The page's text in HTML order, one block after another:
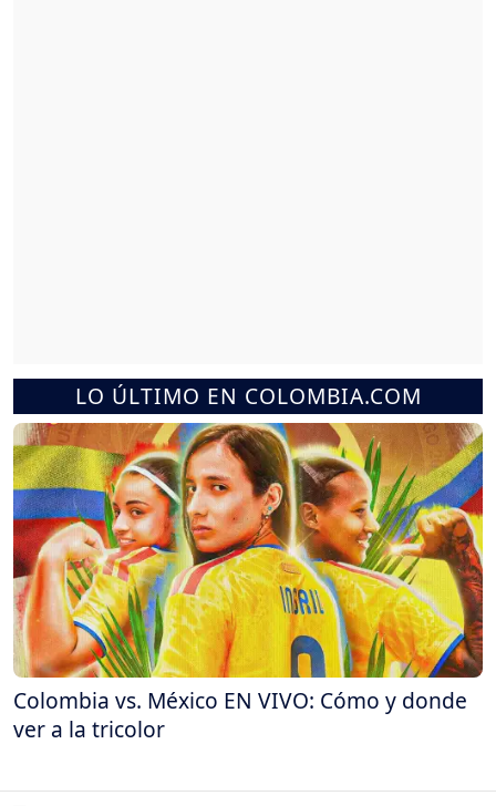
LO ÚLTIMO EN COLOMBIA.COM
Colombia vs. México EN VIVO: Cómo y donde
ver a la tricolor